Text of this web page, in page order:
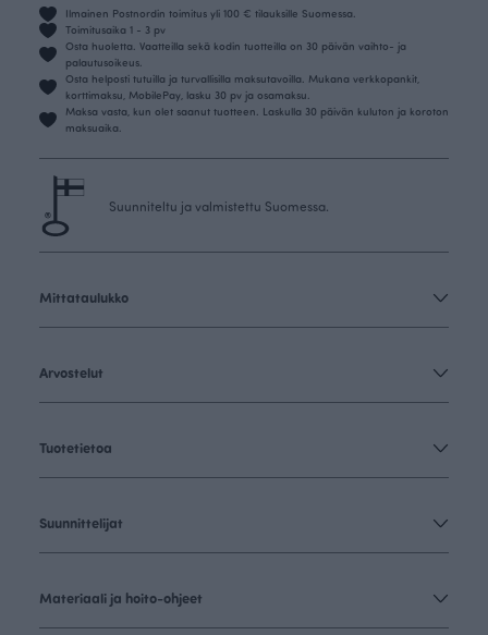
Ilmainen Postnordin toimitus yli 100 € tilauksille Suomessa.
Toimitusaika 1 - 3 pv
Osta huoletta. Vaatteilla sekä kodin tuotteilla on 30 päivän vaihto- ja
palautusoikeus.
Osta helposti tutuilla ja turvallisilla maksutavoilla. Mukana verkkopankit,
korttimaksu, MobilePay, lasku 30 pv ja osamaksu.
Maksa vasta, kun olet saanut tuotteen. Laskulla 30 päivän kuluton ja koroton
maksuaika.
Suunniteltu ja valmistettu Suomessa.
Mittataulukko
Arvostelut
Tuotetietoa
Suunnittelijat
Materiaali ja hoito-ohjeet